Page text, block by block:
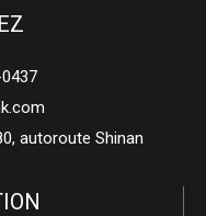
autoroute Shinan